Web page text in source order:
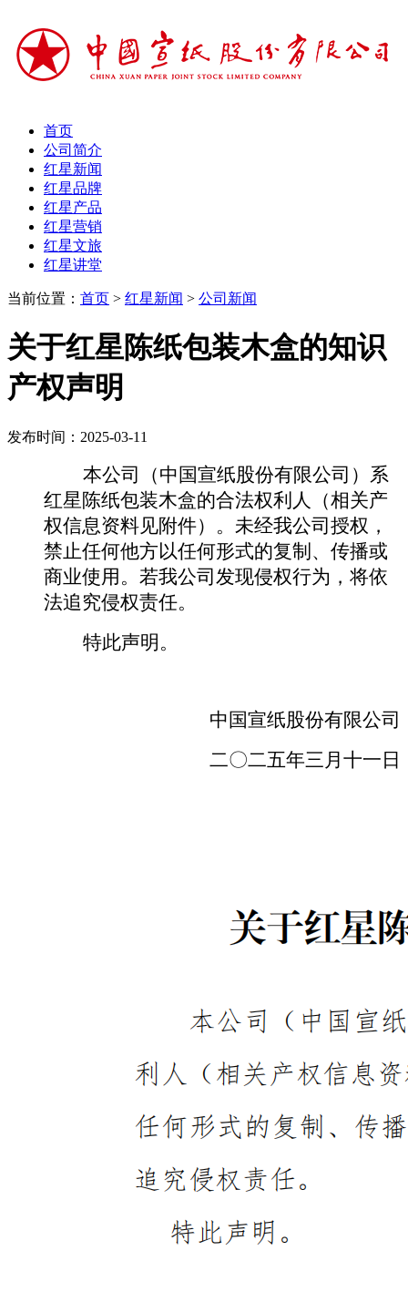
首页
公司简介
红星新闻
红星品牌
红星产品
红星营销
红星文旅
红星讲堂
当前位置： 首页 > 红星新闻 > 公司新闻
关于红星陈纸包装木盒的知识
产权声明
发布时间：2025-03-11
本公司（中国宣纸股份有限公司）系
红星陈纸包装木盒的合法权利人（相关产
权信息资料见附件）。未经我公司授权，
禁止任何他方以任何形式的复制、传播或
商业使用。若我公司发现侵权行为，将依
法追究侵权责任。
特此声明。
中国宣纸股份有限公司
二〇二五年三月十一日